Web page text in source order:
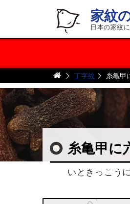
家紋
日本の家紋
丁字紋 糸亀甲
糸亀甲に
いときっこう